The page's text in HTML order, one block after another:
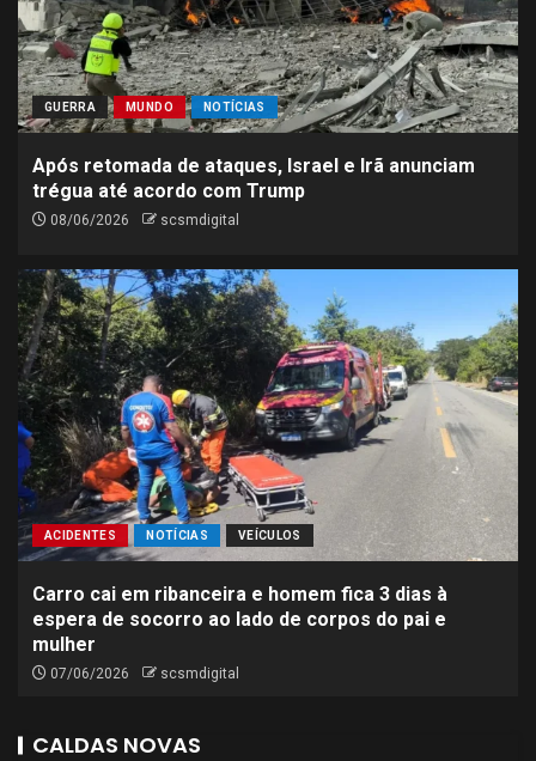
GUERRA MUNDO NOTÍCIAS
Após retomada de ataques, Israel e Irã anunciam
trégua até acordo com Trump
08/06/2026 scsmdigital
ACIDENTES NOTÍCIAS VEÍCULOS
Carro cai em ribanceira e homem fica 3 dias à
espera de socorro ao lado de corpos do pai e
mulher
07/06/2026 scsmdigital
CALDAS NOVAS